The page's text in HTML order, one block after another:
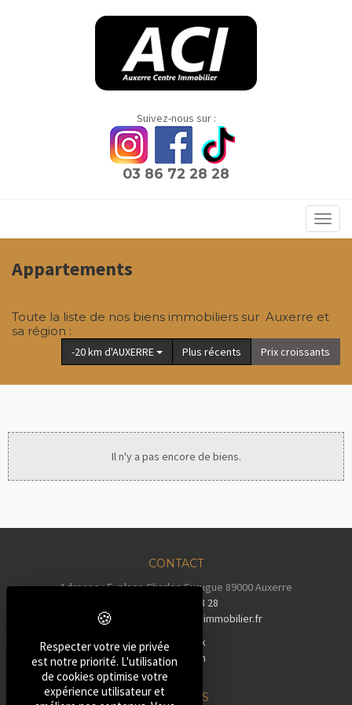
Suivez-nous sur :
03 86 72 28 28
Appartements
Toute la liste de nos biens immobiliers sur Auxerre et
sa région :
-20 km d'AUXERRE Plus récents Prix croissants
Il n'y a pas encore de biens.
CONTACT
Adresse : 5, place Charles Surugue 89000 Auxerre
03 86 72 28 28
Email :
contact@auxerreimmobilier.fr
Facebook
Instagram
Tiktok
NOS BIENS
Respecter votre vie privée
est notre priorité. L'utilisation
de cookies optimise votre
expérience utilisateur et